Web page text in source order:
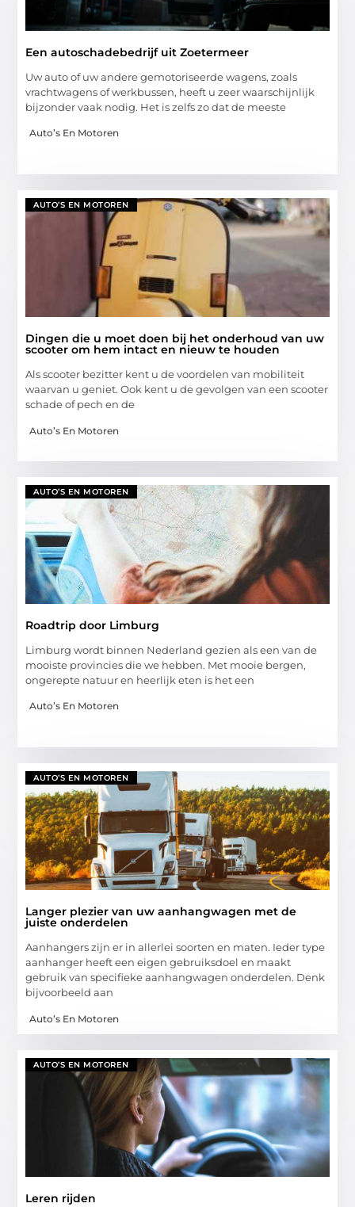
Een autoschadebedrijf uit Zoetermeer
Uw auto of uw andere gemotoriseerde wagens, zoals
vrachtwagens of werkbussen, heeft u zeer waarschijnlijk
bijzonder vaak nodig. Het is zelfs zo dat de meeste
Auto’s En Motoren
AUTO’S EN MOTOREN
Dingen die u moet doen bij het onderhoud van uw
scooter om hem intact en nieuw te houden
Als scooter bezitter kent u de voordelen van mobiliteit
waarvan u geniet. Ook kent u de gevolgen van een scooter
schade of pech en de
Auto’s En Motoren
AUTO’S EN MOTOREN
Roadtrip door Limburg
Limburg wordt binnen Nederland gezien als een van de
mooiste provincies die we hebben. Met mooie bergen,
ongerepte natuur en heerlijk eten is het een
Auto’s En Motoren
AUTO’S EN MOTOREN
Langer plezier van uw aanhangwagen met de
juiste onderdelen
Aanhangers zijn er in allerlei soorten en maten. Ieder type
aanhanger heeft een eigen gebruiksdoel en maakt
gebruik van specifieke aanhangwagen onderdelen. Denk
bijvoorbeeld aan
Auto’s En Motoren
AUTO’S EN MOTOREN
Leren rijden